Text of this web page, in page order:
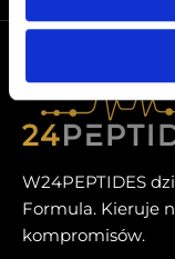
W24PEPTIDES
Formula. Kieruje
kompromisów.